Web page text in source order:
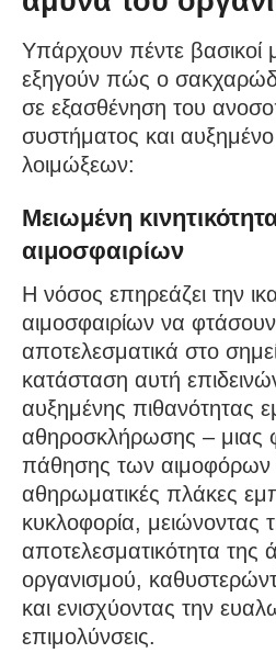
Υπάρχουν πέντε βασικοί
εξηγούν πώς ο
σε εξασθένηση του
συστήματος και αυξημένο
λοιμώξεων:
Μειωμένη
αιμοσφαιρίων
Η νόσος επηρεάζει την
αιμοσφαιρίων να
αποτελεσματικά στο
κατάσταση αυτή
αυξημένης πιθανότητας
αθηροσκλήρωσης – μιας
πάθησης των αιμοφόρων
αθηρωματικές πλάκες
κυκλοφορία, μειώνοντας
αποτελεσματικότητα της
οργανισμού,
και ενισχύοντας την
επιμολύνσεις.